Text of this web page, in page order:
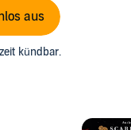
aus
kündbar.